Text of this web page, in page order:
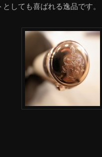
としても喜ばれる逸品です。